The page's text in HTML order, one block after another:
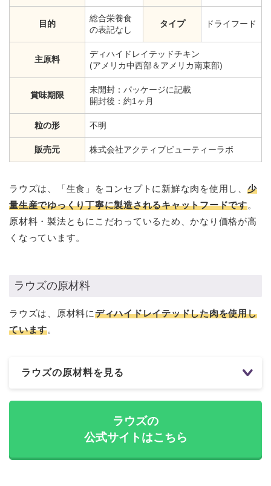
目的
総合栄養食
の表記なし
タイプ ドライフード
主原料
ディハイドレイテッドチキン
(アメリカ中西部＆アメリカ南東部)
賞味期限
未開封：パッケージに記載
開封後：約1ヶ月
粒の形 不明
販売元 株式会社アクティブビューティーラボ​
ラウズは、「生食」をコンセプトに新鮮な肉を使用し、 少
量生産でゆっくり丁寧に製造されるキャットフードです。
原材料・製法ともにこだわっているため、かなり価格が高
くなっています。
ラウズの原材料
ラウズは、原材料にディハイドレイテッドした肉を使用し
ています。
ラウズの原材料を見る
ラウズの
公式サイトはこちら